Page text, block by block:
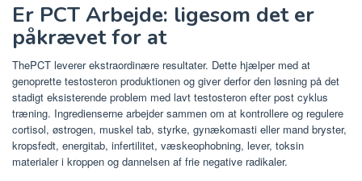
Er PCT Arbejde: ligesom det er
påkrævet for at
ThePCT leverer ekstraordinære resultater. Dette hjælper med at
genoprette testosteron produktionen og giver derfor den løsning på det
stadigt eksisterende problem med lavt testosteron efter post cyklus
træning. Ingredienserne arbejder sammen om at kontrollere og regulere
cortisol, østrogen, muskel tab, styrke, gynækomasti eller mand bryster,
kropsfedt, energitab, infertilitet, væskeophobning, lever, toksin
materialer i kroppen og dannelsen af ​​frie negative radikaler.